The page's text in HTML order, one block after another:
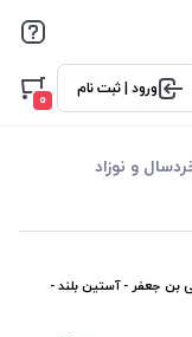
ورود | ثبت نام
0
و نوزاد
بن جعفر - آستین بلند -